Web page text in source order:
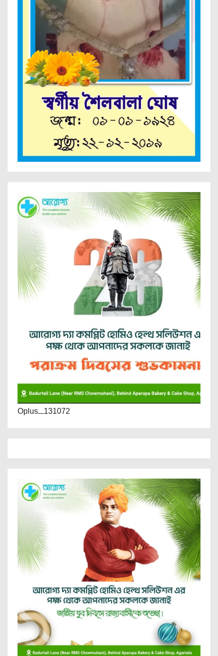
Oplus_131072